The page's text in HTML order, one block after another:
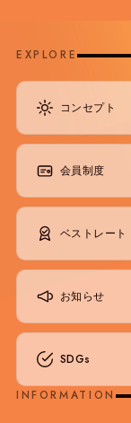
EXPLORE
コンセプト
会員制度
ベストレート
お知らせ
SDGs
INFORMATION